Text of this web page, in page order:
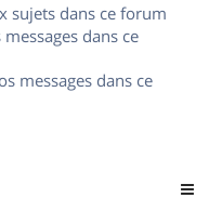
sujets dans ce forum
dans ce
messages dans ce